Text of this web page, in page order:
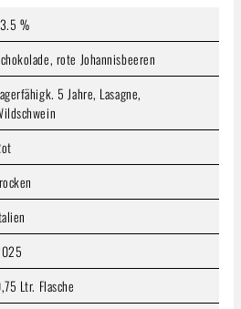
gewünschten Wert ein oder
In den Warenkorb
%
rote Johannisbeeren
5 Jahre, Lasagne,
Ltr. Flasche